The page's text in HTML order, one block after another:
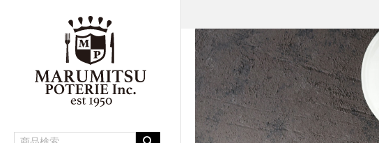
MARUMITSU POTERIE ORDER SYSTEM